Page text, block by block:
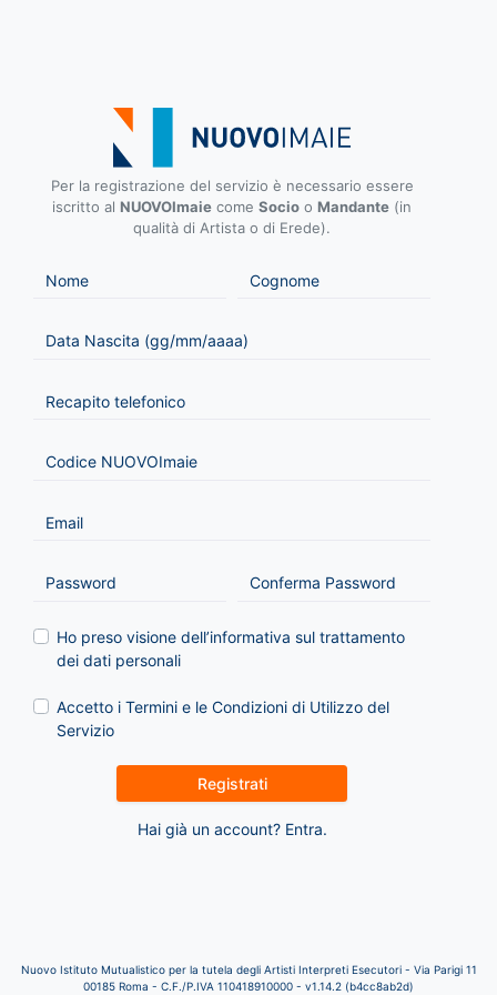
Per la registrazione del servizio è necessario essere
iscritto al NUOVOImaie come Socio o Mandante (in
qualità di Artista o di Erede).
Ho preso visione dell’informativa sul trattamento
dei dati personali
Accetto i Termini e le Condizioni di Utilizzo del
Servizio
Registrati
Hai già un account? Entra.
Nuovo Istituto Mutualistico per la tutela degli Artisti Interpreti Esecutori - Via Parigi 11
00185 Roma - C.F./P.IVA 110418910000 - v1.14.2 (b4cc8ab2d)